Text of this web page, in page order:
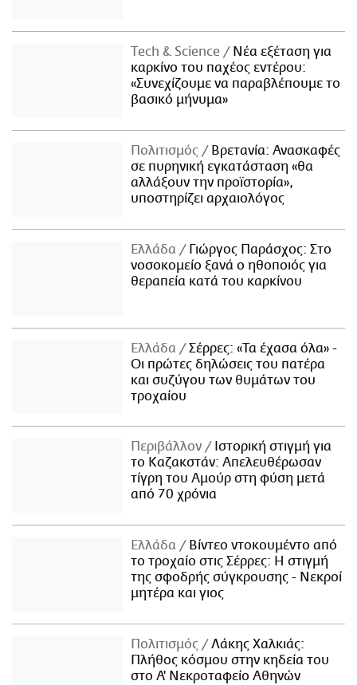
Τech & Science
Νέα εξέταση για
καρκίνο του παχέος εντέρου:
«Συνεχίζουμε να παραβλέπουμε το
βασικό μήνυμα»
Πολιτισμός
Βρετανία: Ανασκαφές
σε πυρηνική εγκατάσταση «θα
αλλάξουν την προϊστορία»,
υποστηρίζει αρχαιολόγος
Ελλάδα
Γιώργος Παράσχος: Στο
νοσοκομείο ξανά ο ηθοποιός για
θεραπεία κατά του καρκίνου
Ελλάδα
Σέρρες: «Τα έχασα όλα» -
Οι πρώτες δηλώσεις του πατέρα
και συζύγου των θυμάτων του
τροχαίου
Περιβάλλον
Ιστορική στιγμή για
το Καζακστάν: Απελευθέρωσαν
τίγρη του Αμούρ στη φύση μετά
από 70 χρόνια
Ελλάδα
Βίντεο ντοκουμέντο από
το τροχαίο στις Σέρρες: Η στιγμή
της σφοδρής σύγκρουσης - Νεκροί
μητέρα και γιος
Πολιτισμός
Λάκης Χαλκιάς:
Πλήθος κόσμου στην κηδεία του
στο Α' Νεκροταφείο Αθηνών